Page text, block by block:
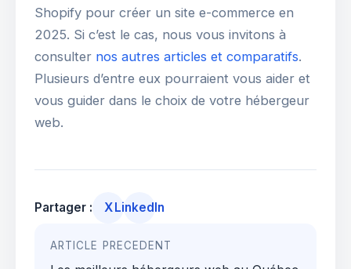
Shopify pour créer un site e-commerce en
2025. Si c’est le cas, nous vous invitons à
consulter nos autres articles et comparatifs.
Plusieurs d’entre eux pourraient vous aider et
vous guider dans le choix de votre hébergeur
web.
Partager : X LinkedIn
Navigation
ARTICLE PRECEDENT